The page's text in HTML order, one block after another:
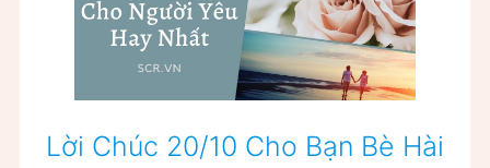
Lời Chúc 20/10 Cho Bạn Bè Hài